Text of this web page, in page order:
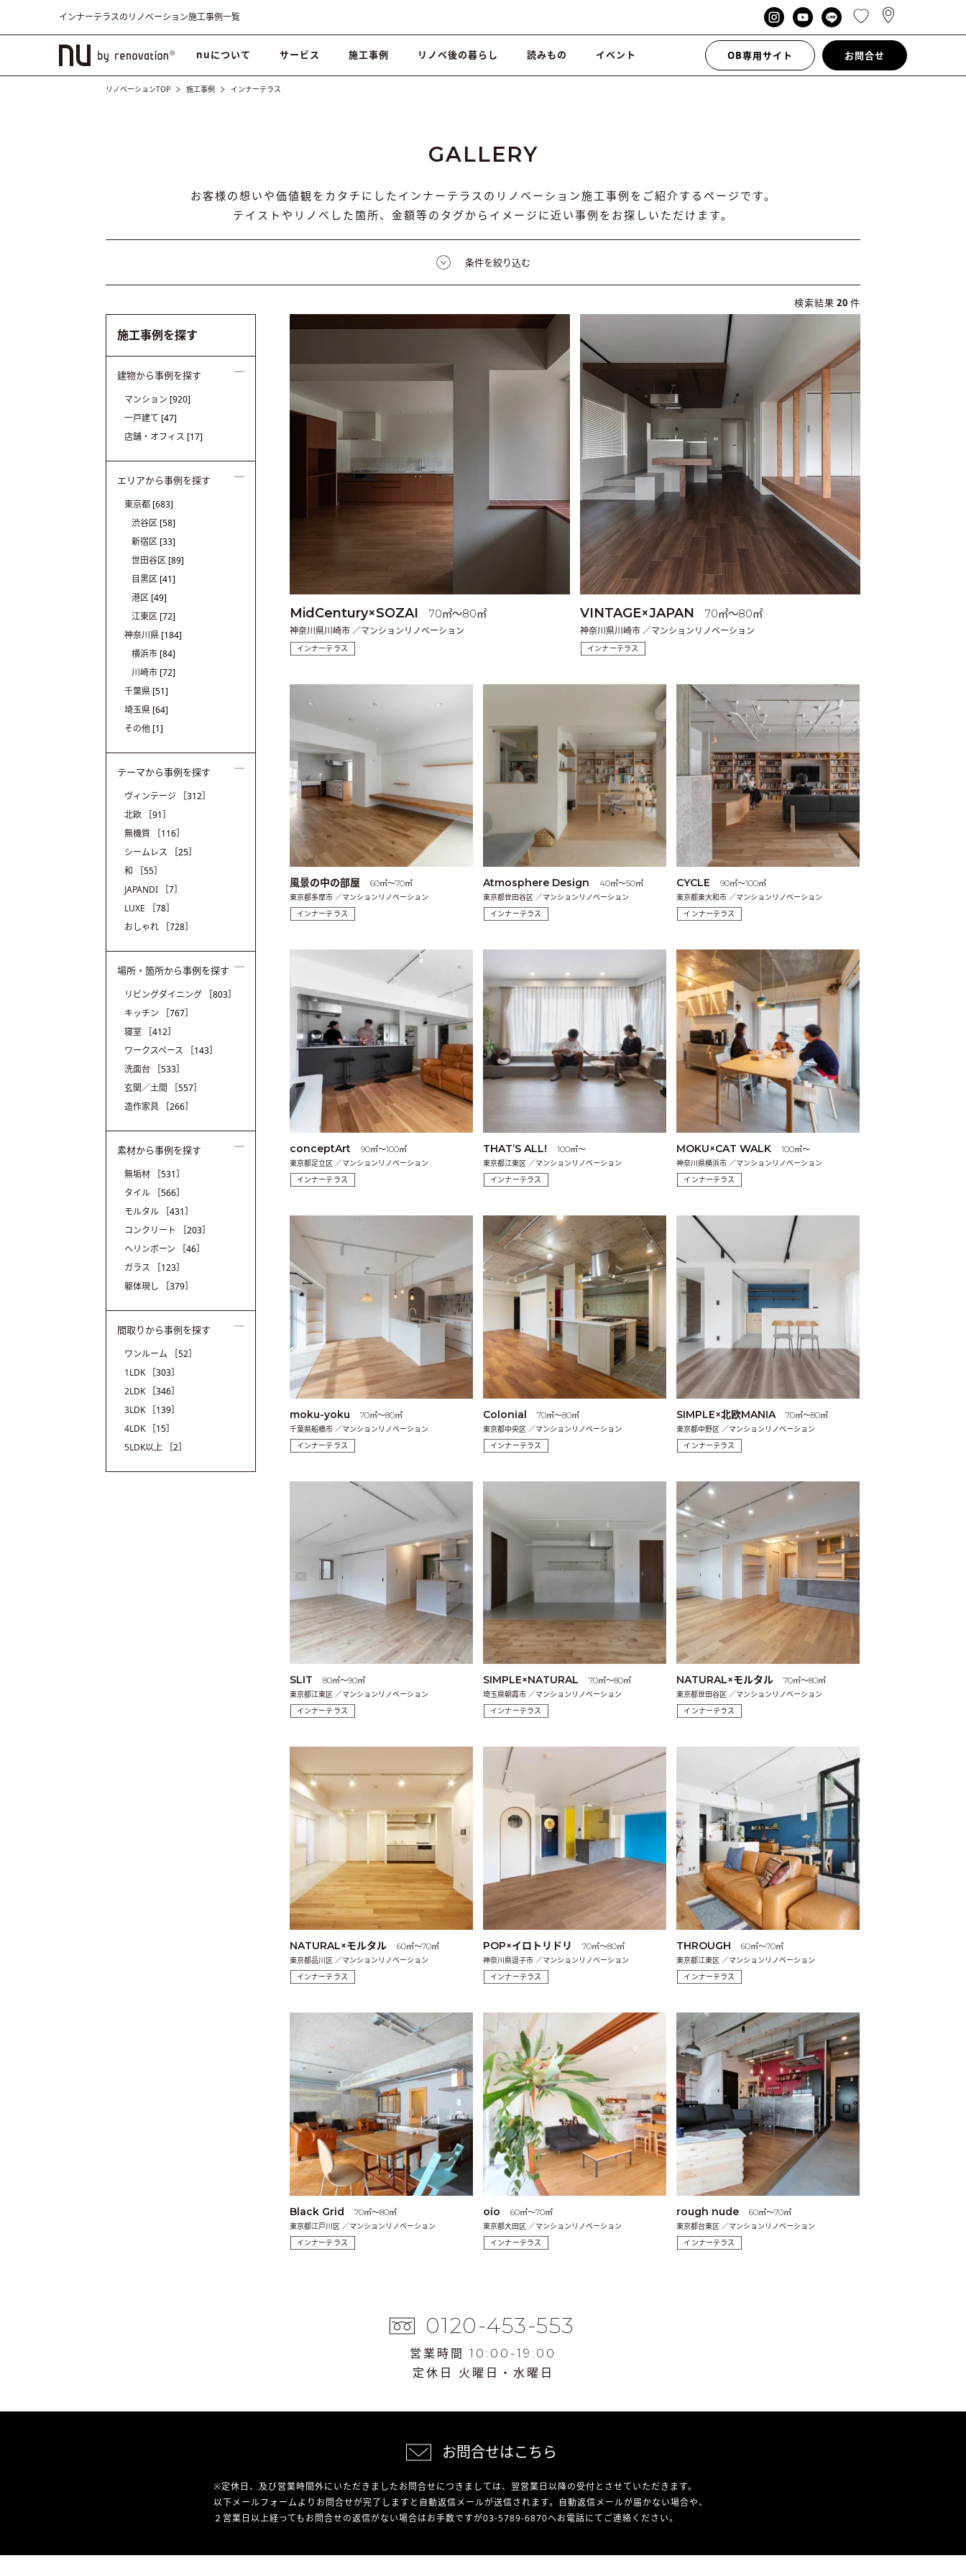
インナーテラスのリノベーション施工事例一覧
nuについて サービス 施工事例 リノベ後の暮らし 読みもの イベント OB専用サイト お問合せ
リノベーションTOP 施工事例 インナーテラス
GALLERY
お客様の想いや価値観をカタチにしたインナーテラスのリノベーション施工事例をご紹介するページです。
テイストやリノベした箇所、金額等のタグからイメージに近い事例をお探しいただけます。
条件を絞り込む
検索結果 20 件
MidCentury×SOZAI 70㎡〜80㎡
神奈川県川崎市 ／マンションリノベーション
インナーテラス
VINTAGE×JAPAN 70㎡〜80㎡
神奈川県川崎市 ／マンションリノベーション
インナーテラス
風景の中の部屋
60㎡〜70㎡
東京都多摩市 ／マンションリノベーション
インナーテラス
Atmosphere Design
40㎡〜50㎡
東京都世田谷区 ／マンションリノベーション
インナーテラス
CYCLE
90㎡〜100㎡
東京都東大和市 ／マンションリノベーション
インナーテラス
conceptArt
90㎡〜100㎡
東京都足立区 ／マンションリノベーション
インナーテラス
THAT’S ALL!
100㎡〜
東京都江東区 ／マンションリノベーション
インナーテラス
MOKU×CAT WALK
100㎡〜
神奈川県横浜市 ／マンションリノベーション
インナーテラス
moku-yoku
70㎡〜80㎡
千葉県船橋市 ／マンションリノベーション
インナーテラス
Colonial
70㎡〜80㎡
東京都中央区 ／マンションリノベーション
インナーテラス
SIMPLE×北欧MANIA
70㎡〜80㎡
東京都中野区 ／マンションリノベーション
インナーテラス
SLIT
80㎡〜90㎡
東京都江東区 ／マンションリノベーション
インナーテラス
SIMPLE×NATURAL
70㎡〜80㎡
埼玉県朝霞市 ／マンションリノベーション
インナーテラス
NATURAL×モルタル
70㎡〜80㎡
東京都世田谷区 ／マンションリノベーション
インナーテラス
NATURAL×モルタル
60㎡〜70㎡
東京都品川区 ／マンションリノベーション
インナーテラス
POP×イロトリドリ
70㎡〜80㎡
神奈川県逗子市 ／マンションリノベーション
インナーテラス
THROUGH
60㎡〜70㎡
東京都江東区 ／マンションリノベーション
インナーテラス
Black Grid
70㎡〜80㎡
東京都江戸川区 ／マンションリノベーション
インナーテラス
oio
60㎡〜70㎡
東京都大田区 ／マンションリノベーション
インナーテラス
rough nude
60㎡〜70㎡
東京都台東区 ／マンションリノベーション
インナーテラス
施工事例を探す
建物から事例を探す
マンション [920]
一戸建て [47]
店舗・オフィス [17]
エリアから事例を探す
東京都 [683]
渋谷区 [58]
新宿区 [33]
世田谷区 [89]
目黒区 [41]
港区 [49]
江東区 [72]
神奈川県 [184]
横浜市 [84]
川崎市 [72]
千葉県 [51]
埼玉県 [64]
その他 [1]
テーマから事例を探す
ヴィンテージ
［312］
北欧
［91］
無機質
［116］
シームレス
［25］
和
［55］
JAPANDI
［7］
LUXE
［78］
おしゃれ
［728］
場所・箇所から事例を探す
リビングダイニング
［803］
キッチン
［767］
寝室
［412］
ワークスペース
［143］
洗面台
［533］
玄関／土間
［557］
造作家具
［266］
素材から事例を探す
無垢材
［531］
タイル
［566］
モルタル
［431］
コンクリート
［203］
ヘリンボーン
［46］
ガラス
［123］
躯体現し
［379］
間取りから事例を探す
ワンルーム
［52］
1LDK
［303］
2LDK
［346］
3LDK
［139］
4LDK
［15］
5LDK以上
［2］
0120-453-553
営業時間 10:00-19:00
定休日 火曜日・水曜日
お問合せはこちら
※定休日、及び営業時間外にいただきましたお問合せにつきましては、翌営業日以降の受付とさせていただきます。
以下メールフォームよりお問合せが完了しますと自動返信メールが送信されます。自動返信メールが届かない場合や、
２営業日以上経ってもお問合せの返信がない場合はお手数ですが03-5789-6870へお電話にてご連絡ください。